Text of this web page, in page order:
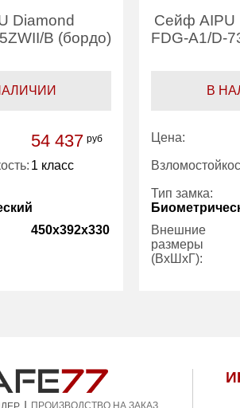
Diamond
B (бордо)
54 437 руб
1 класс
450x392x330
23.00
Сейф AIPU
FDG-A1/D-
В
Цена:
Тип замка:
Внешние
размеры
(ВхШхГ):
ПРОИЗВОДСТВО НА ЗАКАЗ